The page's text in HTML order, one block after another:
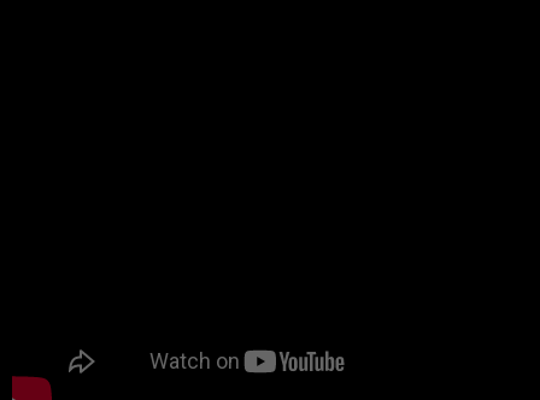
Lubelscy Liderzy Dostępności na